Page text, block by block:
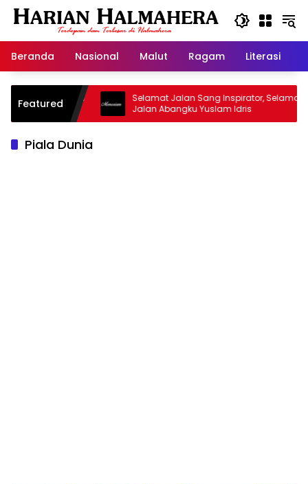
Langsung
Beranda
Nasional Malut Ragam Literasi
Featured
Warisan
Selamat Jalan Sang Inspirator, Selamat
Jalan Abangku Yuslam Idris
Piala Dunia